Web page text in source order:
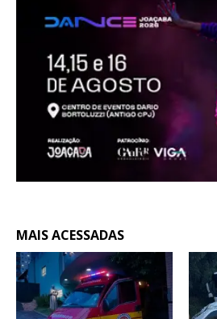
MAIS ACESSADAS